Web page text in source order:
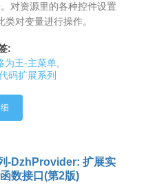
对资源里的各种控件设置
对变量进行操作。
:
为王-主菜单
码扩展系列
-DzhProvider: 扩展实
数接口(第2版)